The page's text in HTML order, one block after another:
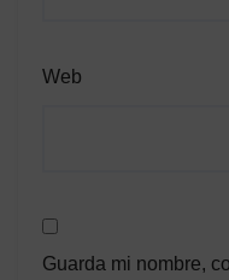
Web
Guarda mi nombre,